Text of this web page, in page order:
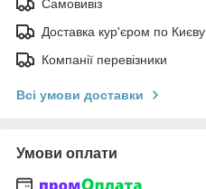
Самовивіз
Доставка кур'єром по Києву
Компанії перевізники
Всі умови доставки
Умови оплати